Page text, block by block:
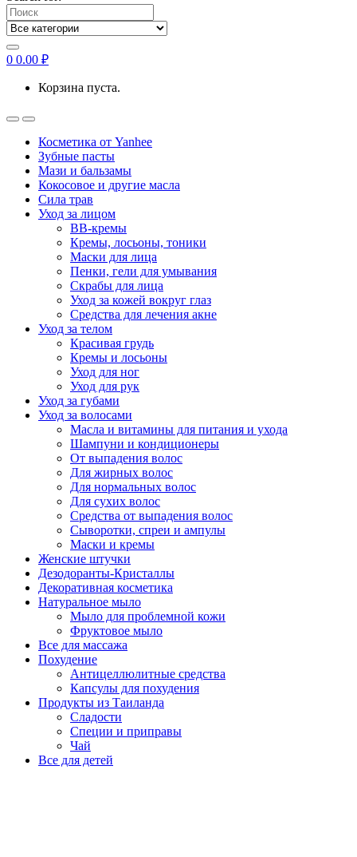
0 0.00 ₽
Корзина пуста.
Косметика от Yanhee
Зубные пасты
Мази и бальзамы
Кокосовое и другие масла
Сила трав
Уход за лицом
BB-кремы
Кремы, лосьоны, тоники
Маски для лица
Пенки, гели для умывания
Скрабы для лица
Уход за кожей вокруг глаз
Средства для лечения акне
Уход за телом
Красивая грудь
Кремы и лосьоны
Уход для ног
Уход для рук
Уход за губами
Уход за волосами
Масла и витамины для питания и ухода
Шампуни и кондиционеры
От выпадения волос
Для жирных волос
Для нормальных волос
Для сухих волос
Средства от выпадения волос
Сыворотки, спреи и ампулы
Маски и кремы
Женские штучки
Дезодоранты-Кристаллы
Декоративная косметика
Натуральное мыло
Мыло для проблемной кожи
Фруктовое мыло
Все для массажа
Похудение
Антицеллюлитные средства
Капсулы для похудения
Продукты из Таиланда
Сладости
Специи и приправы
Чай
Все для детей